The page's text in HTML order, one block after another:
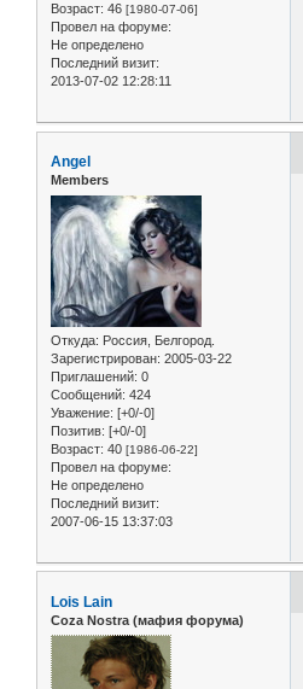
Возраст: 46 [1980-07-06]
Провел на форуме:
Не определено
Последний визит:
2013-07-02 12:28:11
Angel
Members
Откуда: Россия, Белгород.
Зарегистрирован: 2005-03-22
Приглашений: 0
Сообщений: 424
Уважение: [+0/-0]
Позитив: [+0/-0]
Возраст: 40 [1986-06-22]
Провел на форуме:
Не определено
Последний визит:
2007-06-15 13:37:03
Lois Lain
Coza Nostra (мафия форума)